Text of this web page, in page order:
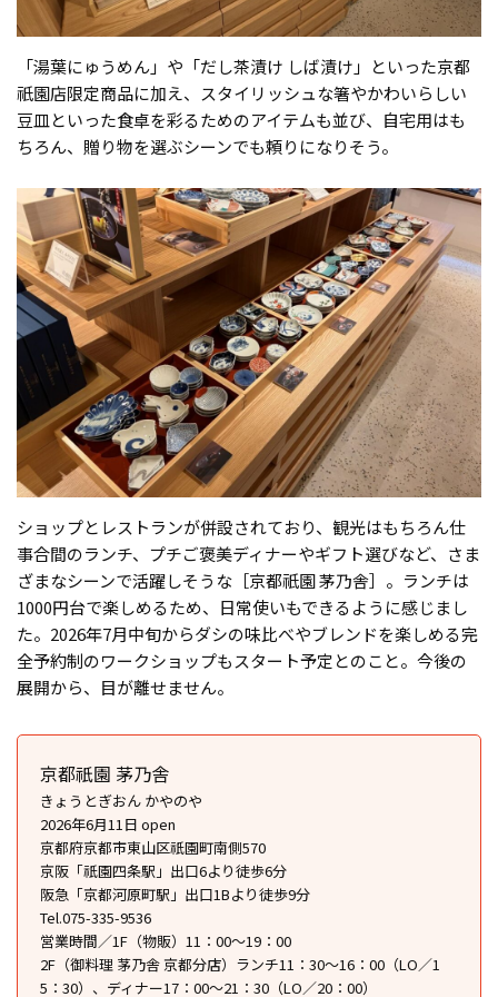
「湯葉にゅうめん」や「だし茶漬け しば漬け」といった京都
祇園店限定商品に加え、スタイリッシュな箸やかわいらしい
豆皿といった食卓を彩るためのアイテムも並び、自宅用はも
ちろん、贈り物を選ぶシーンでも頼りになりそう。
ショップとレストランが併設されており、観光はもちろん仕
事合間のランチ、プチご褒美ディナーやギフト選びなど、さま
ざまなシーンで活躍しそうな［京都祇園 茅乃舎］。ランチは
1000円台で楽しめるため、日常使いもできるように感じまし
た。2026年7月中旬からダシの味比べやブレンドを楽しめる完
全予約制のワークショップもスタート予定とのこと。今後の
展開から、目が離せません。
京都祇園 茅乃舎
きょうとぎおん かやのや
2026年6月11日 open
京都府京都市東山区祇園町南側570
京阪「祇園四条駅」出口6より徒歩6分
阪急「京都河原町駅」出口1Bより徒歩9分
Tel.075-335-9536
営業時間／1F（物販）11：00～19：00
2F（御料理 茅乃舎 京都分店）ランチ11：30～16：00（LO／1
5：30）、ディナー17：00～21：30（LO／20：00）